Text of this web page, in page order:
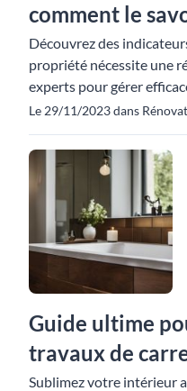
comment le
Découvrez des
propriété nécessite une
experts pour gérer
Le 29/11/2023 dans
Guide ultime
travaux de
Sublimez votre intérieur